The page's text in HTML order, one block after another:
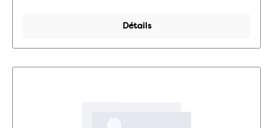
Détails